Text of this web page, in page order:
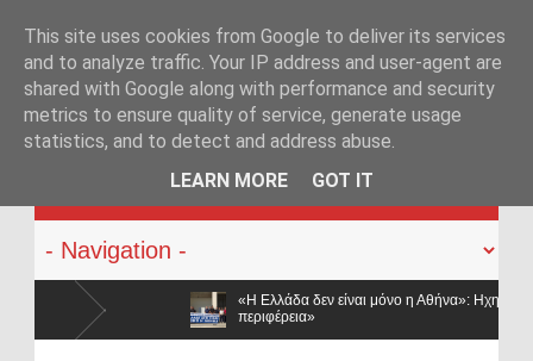
KATEHACKER
Ελλάδα δεν είναι μόνο η Αθήνα»: Ηχηρό μήνυμα από τα Ιωάννινα – «66 από
This site uses cookies from Google to deliver its services
and to analyze traffic. Your IP address and user-agent are
shared with Google along with performance and security
metrics to ensure quality of service, generate usage
statistics, and to detect and address abuse.
LEARN MORE
GOT IT